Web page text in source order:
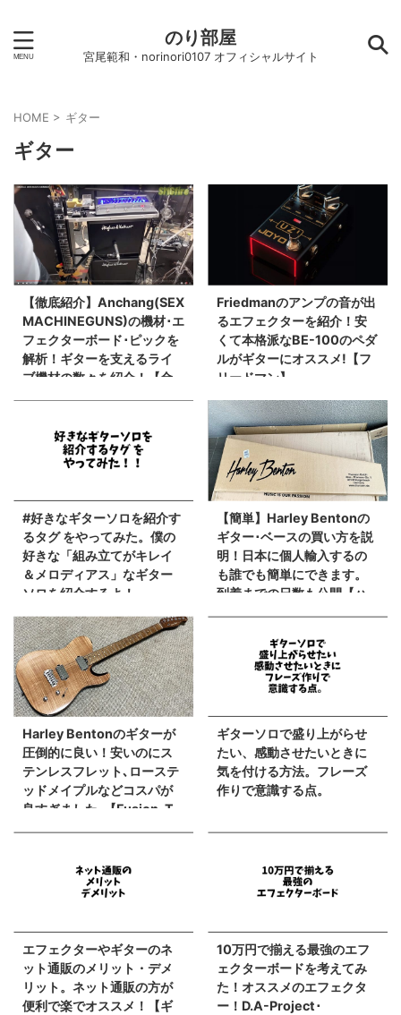
のり部屋
宮尾範和・norinori0107 オフィシャルサイト
HOME > ギター
ギター
【徹底紹介】Anchang(SEX
MACHINEGUNS)の機材･エ
フェクターボード･ピックを
解析！ギターを支えるライ
ブ機材の数々を紹介！【金
Friedmanのアンプの音が出
るエフェクターを紹介！安
くて本格派なBE-100のペダ
ルがギターにオススメ!【フ
リードマン】
#好きなギターソロを紹介す
るタグ をやってみた。僕の
好きな「組み立てがキレイ
＆メロディアス」なギター
ソロを紹介するよ！
【簡単】Harley Bentonの
ギター･ベースの買い方を説
明！日本に個人輸入するの
も誰でも簡単にできます。
到着までの日数も公開【ハ
Harley Bentonのギターが
圧倒的に良い！安いのにス
テンレスフレット､ローステ
ッドメイプルなどコスパが
良すぎました｡【Fusion-T
ギターソロで盛り上がらせ
たい、感動させたいときに
気を付ける方法。フレーズ
作りで意識する点。
エフェクターやギターのネ
ット通販のメリット・デメ
リット。ネット通販の方が
便利で楽でオススメ！【ギ
10万円で揃える最強のエフ
ェクターボードを考えてみ
た！オススメのエフェクタ
ー！D.A-Project･